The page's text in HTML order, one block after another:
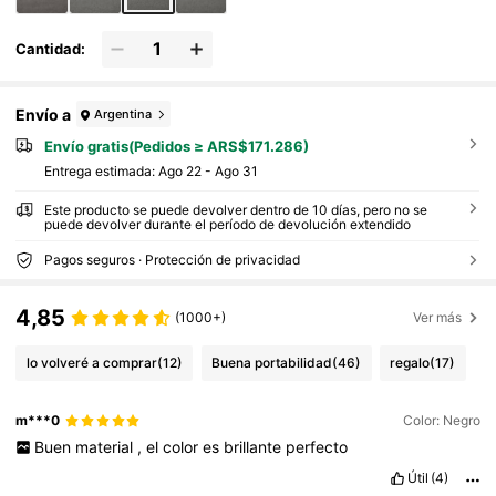
Cantidad:
Envío a Argentina
Envío gratis(Pedidos ≥ ARS$171.286)
Entrega estimada: Ago 22 - Ago 31
Este producto se puede devolver dentro de 10 días, pero no se
puede devolver durante el período de devolución extendido
Pagos seguros · Protección de privacidad
4,85 (1000+) Ver más
lo volveré a comprar(12) Buena portabilidad(46) regalo(17)
m***0 Color: Negro
Buen material , el color es brillante perfecto
Útil (4)